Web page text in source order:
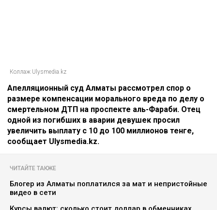
Коллаж Ulysmedia.kz
Апелляционный суд Алматы рассмотрел спор о
размере компенсации морального вреда по делу о
смертельном ДТП на проспекте аль-Фараби. Отец
одной из погибших в аварии девушек просил
увеличить выплату с 10 до 100 миллионов тенге,
сообщает Ulysmedia.kz.
ЧИТАЙТЕ ТАКЖЕ
Блогер из Алматы поплатился за мат и непристойные
видео в сети